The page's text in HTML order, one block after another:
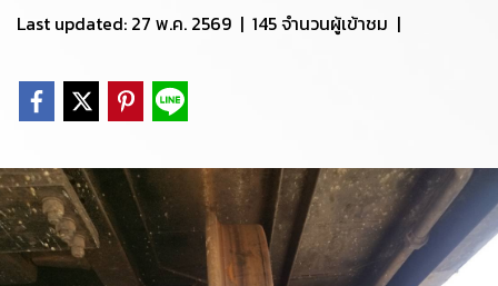
Last updated: 27 พ.ค. 2569 | 145 จำนวนผู้เข้าชม |